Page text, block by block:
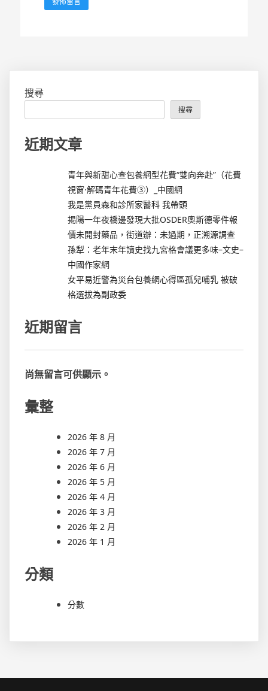
搜尋
搜尋
近期文章
青年與新甜心查包養網型花費“雙向奔赴”（花費
視窗·解碼青年花費③）_中國網
我是黨員森和診所家醫科 我帶頭
揭陽一年夜橋邊發現大批OSDER奧斯德零件報
價未開封藥品，街道辦：未過期，正溯源調查
孫犁：老年末年讀史找九宮格會議更多味–文史–
中國作家網
女平易近警為災台包養網心得區孤兒哺乳 被破
格選拔為副政委
近期留言
尚無留言可供顯示。
彙整
2026 年 8 月
2026 年 7 月
2026 年 6 月
2026 年 5 月
2026 年 4 月
2026 年 3 月
2026 年 2 月
2026 年 1 月
分類
分數